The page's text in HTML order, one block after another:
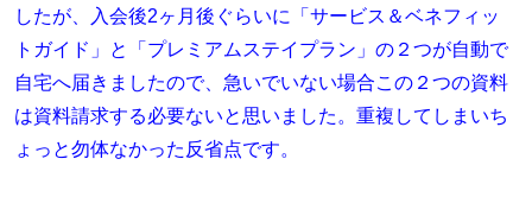
したが、入会後2ヶ月後ぐらいに「サービス＆ベネフィッ
トガイド」と「プレミアムステイプラン」の２つが自動で
自宅へ届きましたので、急いでいない場合この２つの資料
は資料請求する必要ないと思いました。重複してしまいち
ょっと勿体なかった反省点です。